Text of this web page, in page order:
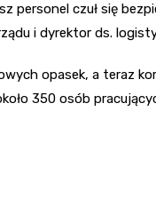
personel czuł się
i dyrektor ds.
opasek, a teraz
350 osób